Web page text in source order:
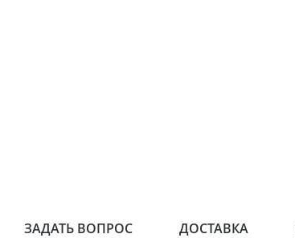
ЗАДАТЬ ВОПРОС ДОСТАВКА